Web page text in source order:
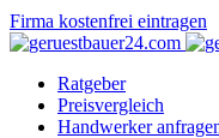
Firma kostenfrei eintragen
Ratgeber
Preisvergleich
Handwerker